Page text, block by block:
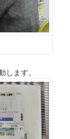
ます。